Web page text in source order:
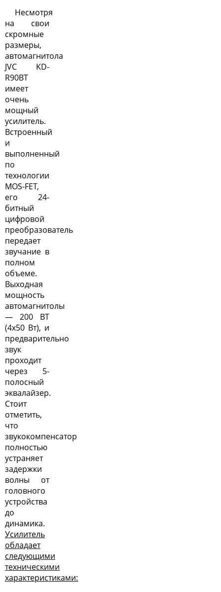
Несмотря
на свои
скромные
размеры,
автомагнитола
JVC KD-
R90BT
имеет
очень
мощный
усилитель.
Встроенный
и
выполненный
по
технологии
MOS-FET,
его 24-
битный
цифровой
преобразователь
передает
звучание в
полном
объеме.
Выходная
мощность
автомагнитолы
— 200 ВТ
(4х50 Вт), и
предварительно
звук
проходит
через 5-
полосный
эквалайзер.
Стоит
отметить,
что
звукокомпенсатор
полностью
устраняет
задержки
волны от
головного
устройства
до
динамика.
Усилитель
обладает
следующими
техническими
характеристиками: